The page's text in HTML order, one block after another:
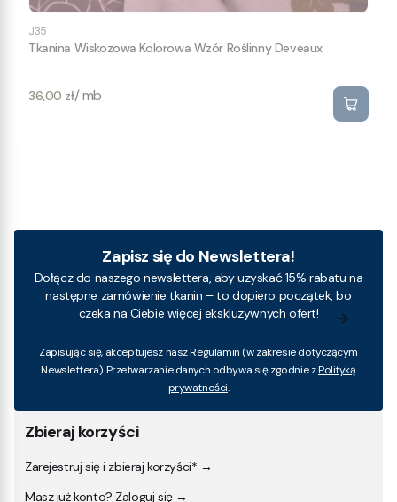
J35
Tkanina Wiskozowa Kolorowa Wzór Roślinny Deveaux
Cena
36,00 zł/ mb
Zbieraj korzyści
Zarejestruj się i zbieraj korzyści* →
Masz już konto? Zaloguj się →
Zapisz się do Newslettera!
Dołącz do naszego newslettera, aby uzyskać 15% rabatu na
następne zamówienie tkanin – to dopiero początek, bo
czeka na Ciebie więcej ekskluzywnych ofert!
Zapisując się, akceptujesz naszRegulamin (w zakresie dotyczącym
Newslettera). Przetwarzanie danych odbywa się zgodnie zPolityką
prywatności.